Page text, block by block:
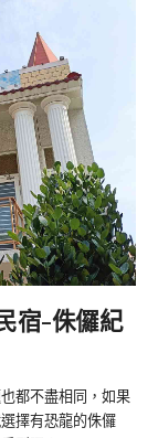
宿-侏儸紀
都不盡相同，如果
擇有恐龍的侏儸